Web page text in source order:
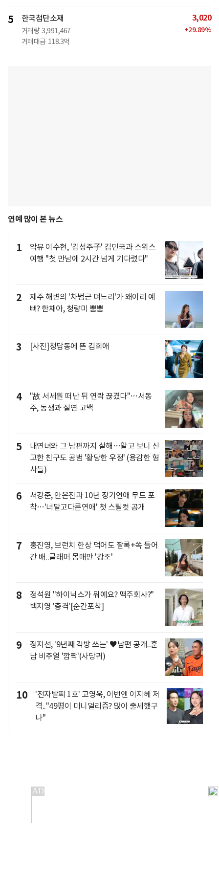
5 한국첨단소재
거래량 3,991,467
거래대금 118.3억
3,020
+29.89%
연예 많이 본 뉴스
1
악뮤 이수현, '김성주子' 김민국과 스위스
여행 "첫 만남에 2시간 넘게 기다렸다"
2
제주 해변의 '차범근 며느리'가 왜이리 예
뻐? 한채아, 청량미 뿜뿜
3 [사진]청담동에 뜬 김희애
4
"故 서세원 떠난 뒤 연락 끊겼다"…서동
주, 동생과 절연 고백
5
내연녀와 그 남편까지 살해…알고 보니 신
고한 친구도 공범 '황당한 우정' (용감한 형
사들)
6
서강준, 안은진과 10년 장기연애 무드 포
착…'너말고다른연애' 첫 스틸컷 공개
7
홍진영, 브런치 한상 먹어도 잘록+쏙 들어
간 배..글래머 몸매만 '강조'
8
정석원 "하이닉스가 뭐예요? 맥주회사?"
백지영 '충격'[순간포착]
9
정지선, '9년째 각방 쓰는' ♥남편 공개..훈
남 비주얼 '깜짝'(사당귀)
10
'전자발찌 1호' 고영욱, 이번엔 이지혜 저
격.."49평이 미니멀리즘? 많이 출세했구
나"